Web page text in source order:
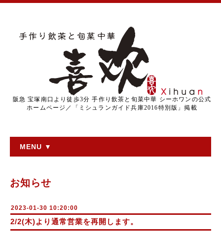
阪急 宝塚南口より徒歩3分 手作り飲茶と旬菜中華 シーホワンの公式
ホームページ／「ミシュランガイド兵庫2016特別版」掲載
MENU ▼
お知らせ
2023-01-30 10:20:00
2/2(木)より通常営業を再開します。